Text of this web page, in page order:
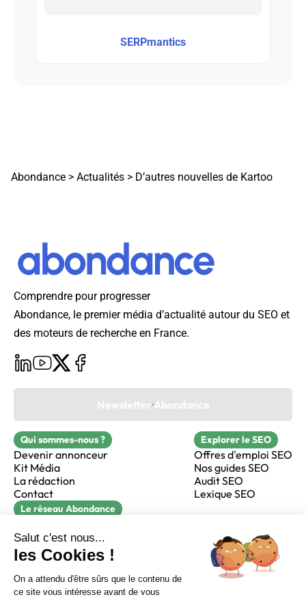
Sur LinkedIn Sur Youtube
SERPmantics
Abondance > Actualités > D’autres nouvelles de Kartoo
Comprendre pour progresser
Abondance, le premier média d’actualité autour du SEO et
des moteurs de recherche en France.
Newsletter Abondance
Qui sommes-nous ?
Devenir annonceur
Kit Média
La rédaction
Contact
Explorer le SEO
Offres d'emploi SEO
Nos guides SEO
Audit SEO
Lexique SEO
Le réseau Abondance
Réacteur
alfie formation